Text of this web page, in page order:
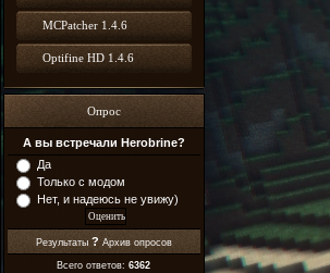
MCPatcher 1.4.6
Optifine HD 1.4.6
Опрос
А вы встречали Herobrine?
Да
Только с модом
Нет, и надеюсь не увижу)
Результаты ? Архив опросов
Всего ответов:6362